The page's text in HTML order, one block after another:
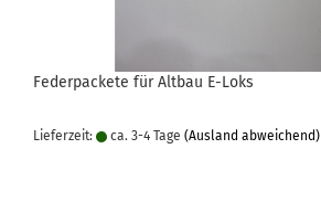
Federpackete für Altbau E-Loks
Lieferzeit: ca. 3-4 Tage (Ausland abweichend)